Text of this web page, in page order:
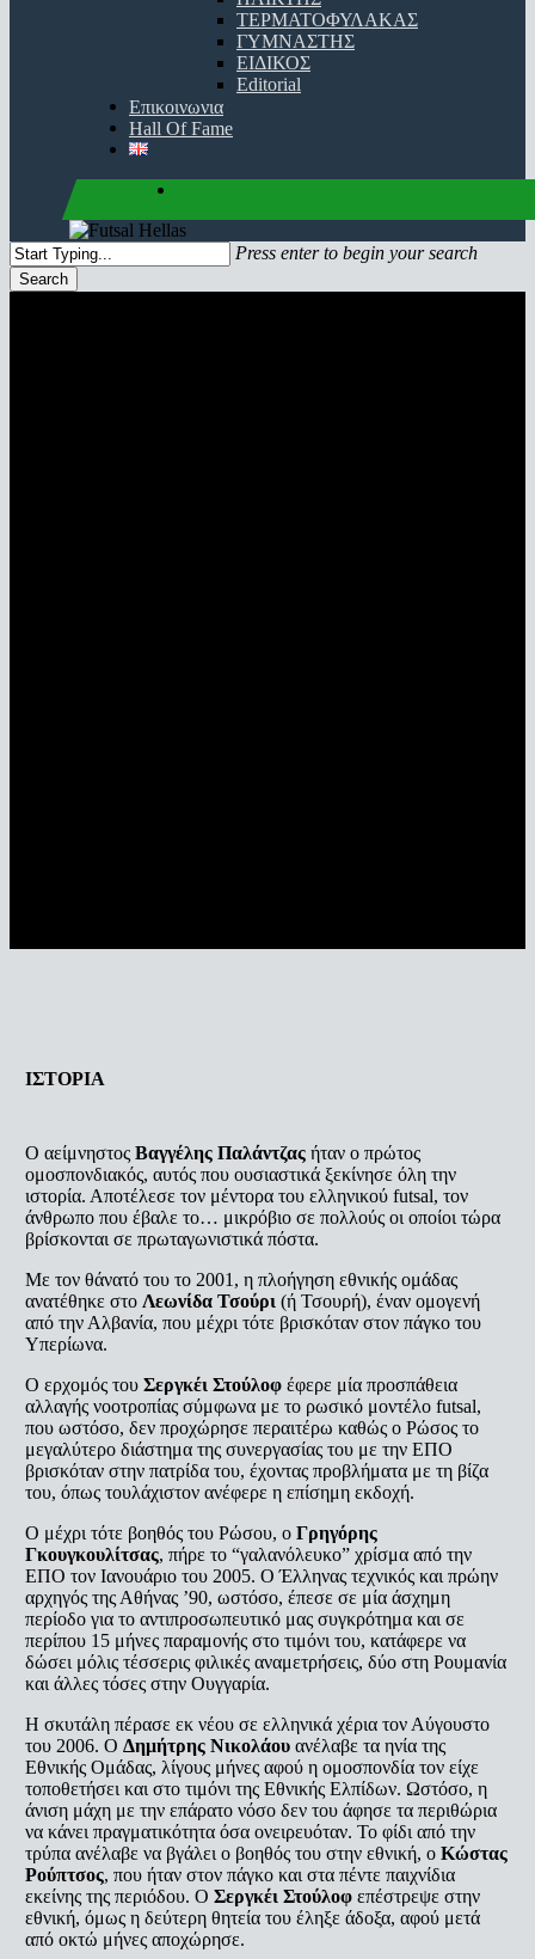
ΤΕΡΜΑΤΟΦΥΛΑΚΑΣ
ΓΥΜΝΑΣΤΗΣ
ΕΙΔΙΚΟΣ
Editorial
Επικοινωνια
Hall Of Fame
Press enter to begin your search
Search
ΙΣΤΟΡΙΑ
Ο αείμνηστοςΒαγγέλης Παλάντζας ήταν ο πρώτος
ομοσπονδιακός, αυτός που ουσιαστικά ξεκίνησε όλη την
ιστορία. Αποτέλεσε τον μέντορα του ελληνικού futsal, τον
άνθρωπο που έβαλε το… μικρόβιο σε πολλούς οι οποίοι τώρα
βρίσκονται σε πρωταγωνιστικά πόστα.
Με τον θάνατό του το 2001, η πλοήγηση εθνικής ομάδας
ανατέθηκε στο Λεωνίδα Τσούρι (ή Τσουρή), έναν ομογενή
από την Αλβανία, που μέχρι τότε βρισκόταν στον πάγκο του
Υπερίωνα.
Ο ερχομός τουΣεργκέι Στούλοφ έφερε μία προσπάθεια
αλλαγής νοοτροπίας σύμφωνα με το ρωσικό μοντέλο futsal,
που ωστόσο, δεν προχώρησε περαιτέρω καθώς ο Ρώσος το
μεγαλύτερο διάστημα της συνεργασίας του με την ΕΠΟ
βρισκόταν στην πατρίδα του, έχοντας προβλήματα με τη βίζα
του, όπως τουλάχιστον ανέφερε η επίσημη εκδοχή.
Ο μέχρι τότε βοηθός του Ρώσου, οΓρηγόρης
Γκουγκουλίτσας, πήρε το “γαλανόλευκο” χρίσμα από την
ΕΠΟ τον Ιανουάριο του 2005. Ο Έλληνας τεχνικός και πρώην
αρχηγός της Αθήνας ’90, ωστόσο, έπεσε σε μία άσχημη
περίοδο για το αντιπροσωπευτικό μας συγκρότημα και σε
περίπου 15 μήνες παραμονής στο τιμόνι του, κατάφερε να
δώσει μόλις τέσσερις φιλικές αναμετρήσεις, δύο στη Ρουμανία
και άλλες τόσες στην Ουγγαρία.
Η σκυτάλη πέρασε εκ νέου σε ελληνικά χέρια τον Αύγουστο
του 2006. ΟΔημήτρης Νικολάου ανέλαβε τα ηνία της
Εθνικής Ομάδας, λίγους μήνες αφού η ομοσπονδία τον είχε
τοποθετήσει και στο τιμόνι της Εθνικής Ελπίδων. Ωστόσο, η
άνιση μάχη με την επάρατο νόσο δεν του άφησε τα περιθώρια
να κάνει πραγματικότητα όσα ονειρευόταν. Το φίδι από την
τρύπα ανέλαβε να βγάλει ο βοηθός του στην εθνική, οΚώστας
Ρούπτσος, που ήταν στον πάγκο και στα πέντε παιχνίδια
εκείνης της περιόδου. ΟΣεργκέι Στούλοφ επέστρεψε στην
εθνική, όμως η δεύτερη θητεία του έληξε άδοξα, αφού μετά
από οκτώ μήνες αποχώρησε.